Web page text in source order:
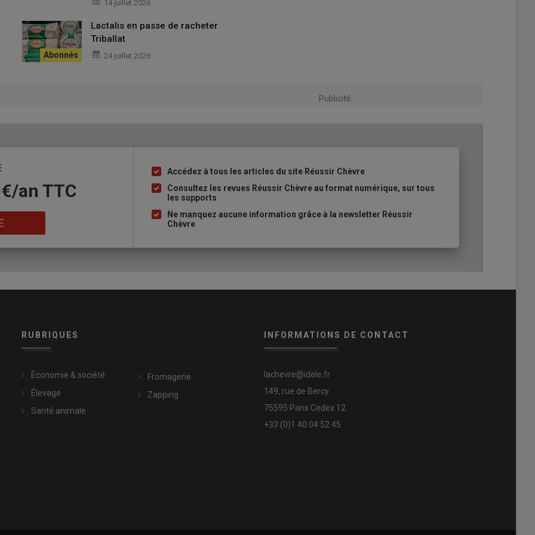
moins d’éleveurs
14 juillet 2026
Lactalis en passe de racheter
Triballat
24 juillet 2026
Publicité
an TTC
Liste
à
puce
Accédez à tous les articles du site Réussir Chèvre
Consultez les revues Réussir Chèvre au format numérique, sur tous
les supports
Ne manquez aucune information grâce à la newsletter Réussir
Chèvre
RUBRIQUES
Économie & société
Élevage
Santé animale
Fromagerie
Zapping
INFORMATIONS DE CONTACT
lachevre@idele.fr
149, rue de Bercy
75595 Paris Cedex 12
+33 (0)1 40 04 52 45